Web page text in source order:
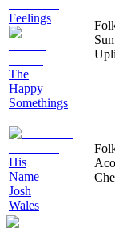
Feelings
The
Happy
Somethings
His
Name
Josh
Wales